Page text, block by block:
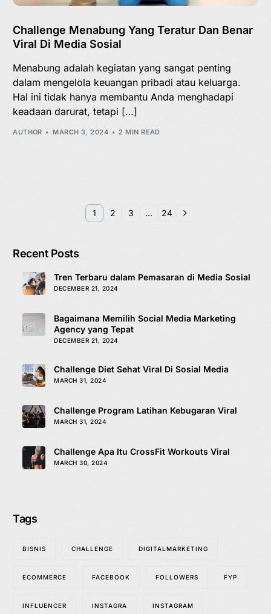
Challenge Menabung Yang Teratur Dan Benar
Viral Di Media Sosial
Menabung adalah kegiatan yang sangat penting
dalam mengelola keuangan pribadi atau keluarga.
Hal ini tidak hanya membantu Anda menghadapi
keadaan darurat, tetapi […]
AUTHOR MARCH 3, 2024 2 MIN READ
1 2 3 … 24
Recent Posts
Tren Terbaru dalam Pemasaran di Media Sosial
DECEMBER 21, 2024
Bagaimana Memilih Social Media Marketing
Agency yang Tepat
DECEMBER 21, 2024
Challenge Diet Sehat Viral Di Sosial Media
MARCH 31, 2024
Challenge Program Latihan Kebugaran Viral
MARCH 31, 2024
Challenge Apa Itu CrossFit Workouts Viral
MARCH 30, 2024
Tags
BISNIS CHALLENGE DIGITALMARKETING
ECOMMERCE FACEBOOK FOLLOWERS FYP
INFLUENCER INSTAGRA INSTAGRAM